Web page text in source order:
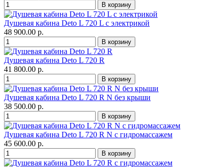
Душевая кабина Deto L 720 L с электрикой
48 900.00 р.
Душевая кабина Deto L 720 R
41 800.00 р.
Душевая кабина Deto L 720 R N без крыши
38 500.00 р.
Душевая кабина Deto L 720 R N с гидромассажем
45 600.00 р.